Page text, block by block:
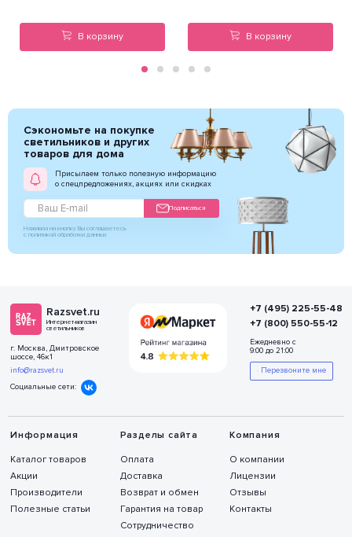
В корзину В корзину
Сэкономьте на покупке
светильников и других
товаров для дома
Присылаем только полезную информацию
о спецпредложениях, акциях или скидках
Подписаться
Нажимая на кнопку Вы соглашаетесь
с политикой обработки данных
Razsvet.ru
Интернет-магазин
светильников
г. Москва, Дмитровское
шоссе, 46к1
info@razsvet.ru
Социальные сети:
Информация
Каталог товаров
Акции
Производители
Полезные статьи
Разделы сайта
Оплата
Доставка
Возврат и обмен
Гарантия на товар
Сотрудничество
Компания
О компании
Лицензии
Отзывы
Контакты
+7 (495) 225-55-48
+7 (800) 550-55-12
Ежедневно с
9:00 до 21:00
Перезвоните мне